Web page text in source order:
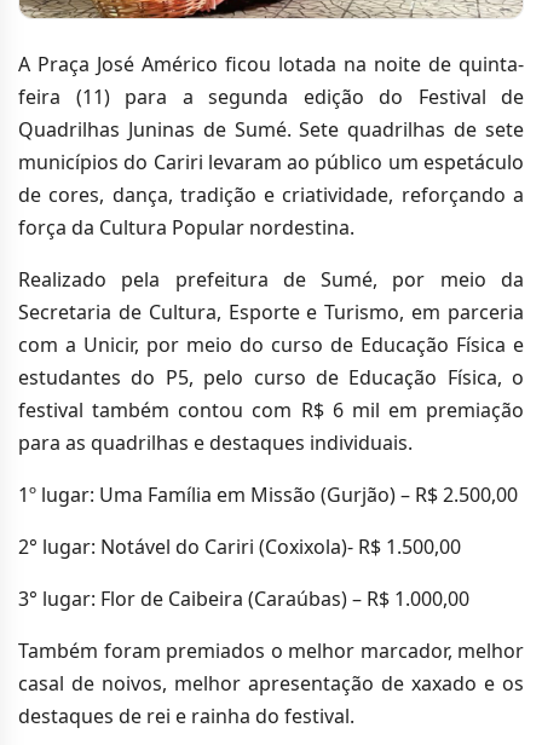
A Praça José Américo ficou lotada na noite de quinta-
feira (11) para a segunda edição do Festival de
Quadrilhas Juninas de Sumé. Sete quadrilhas de sete
municípios do Cariri levaram ao público um espetáculo
de cores, dança, tradição e criatividade, reforçando a
força da Cultura Popular nordestina.
Realizado pela prefeitura de Sumé, por meio da
Secretaria de Cultura, Esporte e Turismo, em parceria
com a Unicir, por meio do curso de Educação Física e
estudantes do P5, pelo curso de Educação Física, o
festival também contou com R$ 6 mil em premiação
para as quadrilhas e destaques individuais.
1º lugar: Uma Família em Missão (Gurjão) – R$ 2.500,00
2° lugar: Notável do Cariri (Coxixola)- R$ 1.500,00
3° lugar: Flor de Caibeira (Caraúbas) – R$ 1.000,00
Também foram premiados o melhor marcador, melhor
casal de noivos, melhor apresentação de xaxado e os
destaques de rei e rainha do festival.